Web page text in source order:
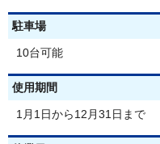
駐車場
10台可能
使用期間
1月1日から12月31日まで